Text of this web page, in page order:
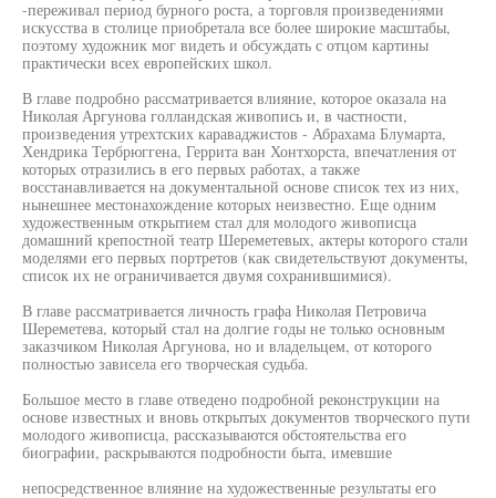
-переживал период бурного роста, а торговля произведениями
искусства в столице приобретала все более широкие масштабы,
поэтому художник мог видеть и обсуждать с отцом картины
практически всех европейских школ.
В главе подробно рассматривается влияние, которое оказала на
Николая Аргунова голландская живопись и, в частности,
произведения утрехтских караваджистов - Абрахама Блумарта,
Хендрика Тербрюггена, Геррита ван Хонтхорста, впечатления от
которых отразились в его первых работах, а также
восстанавливается на документальной основе список тех из них,
нынешнее местонахождение которых неизвестно. Еще одним
художественным открытием стал для молодого живописца
домашний крепостной театр Шереметевых, актеры которого стали
моделями его первых портретов (как свидетельствуют документы,
список их не ограничивается двумя сохранившимися).
В главе рассматривается личность графа Николая Петровича
Шереметева, который стал на долгие годы не только основным
заказчиком Николая Аргунова, но и владельцем, от которого
полностью зависела его творческая судьба.
Большое место в главе отведено подробной реконструкции на
основе известных и вновь открытых документов творческого пути
молодого живописца, рассказываются обстоятельства его
биографии, раскрываются подробности быта, имевшие
непосредственное влияние на художественные результаты его